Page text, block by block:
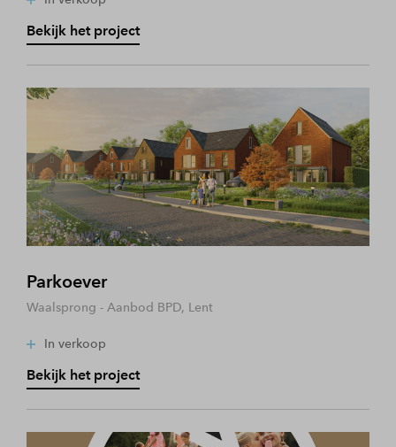
Bekijk het project
Parkoever
Waalsprong - Aanbod BPD, Lent
In verkoop
Bekijk het project